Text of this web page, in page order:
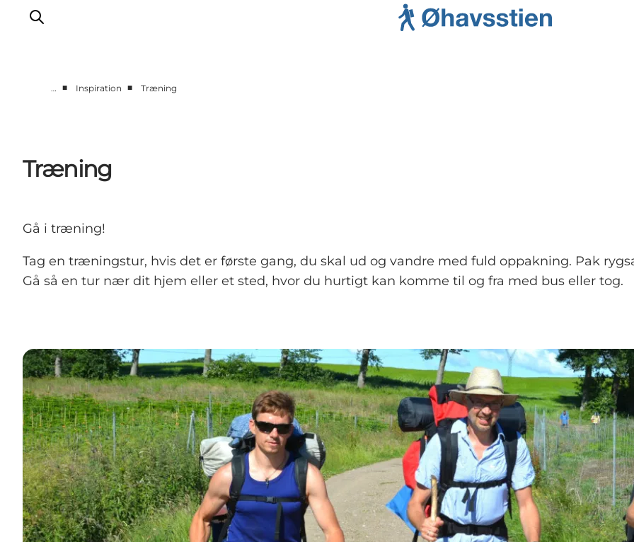
Planlægning
… ■ Inspiration ■ Træning
Træning
Gå i træning!
Tag en træningstur, hvis det er første gang, du skal ud og vandre med fuld oppakning. Pak
Gå så en tur nær dit hjem eller et sted, hvor du hurtigt kan komme til og fra med bus eller tog.